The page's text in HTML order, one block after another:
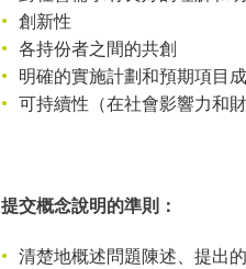
創新性
各持份者之間的共創
明確的實施計劃和預期項目
可持續性（在社會影響力和財
提交概念說明的準則：
清楚地概述問題陳述、提出